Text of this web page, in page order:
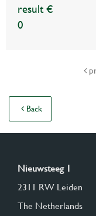
result €
0
Back
Nieuwsteeg 1
2311 RW Leiden
The Netherlands